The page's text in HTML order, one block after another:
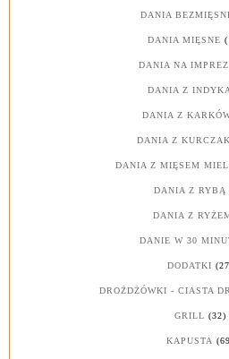
DANIA
DANIA MIĘSNE
DANIA NA
DANIA Z INDYKA
DANIA Z
DANIA Z
DANIA Z MIĘSEM
DANIA Z RYBĄ
DANIA Z
DANIE W 30
DODATKI
DROŻDŻÓWKI - CIASTA
GRILL (32)
KAPUSTA